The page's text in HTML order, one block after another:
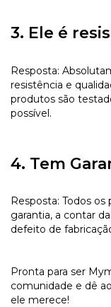
3. Ele é
Resposta:
resistência e
produtos são
possível.
4. Tem
Resposta: Todos
garantia, a contar
defeito de
Pronta para ser
comunidade e dê
ele merece!